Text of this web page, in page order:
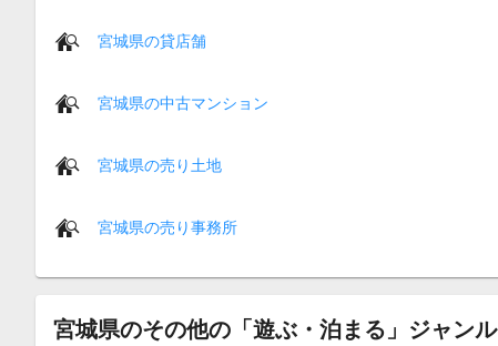
宮城県の貸店舗
宮城県の中古マンション
宮城県の売り土地
宮城県の売り事務所
宮城県のその他の「遊ぶ・泊まる」ジャンル